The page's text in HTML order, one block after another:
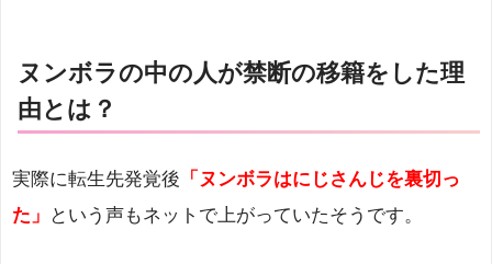
ヌンボラの中の人が禁断の移籍をした理
由とは？
実際に転生先発覚後 「ヌンボラはにじさんじを裏切っ
た」
という声もネットで上がっていたそうです。